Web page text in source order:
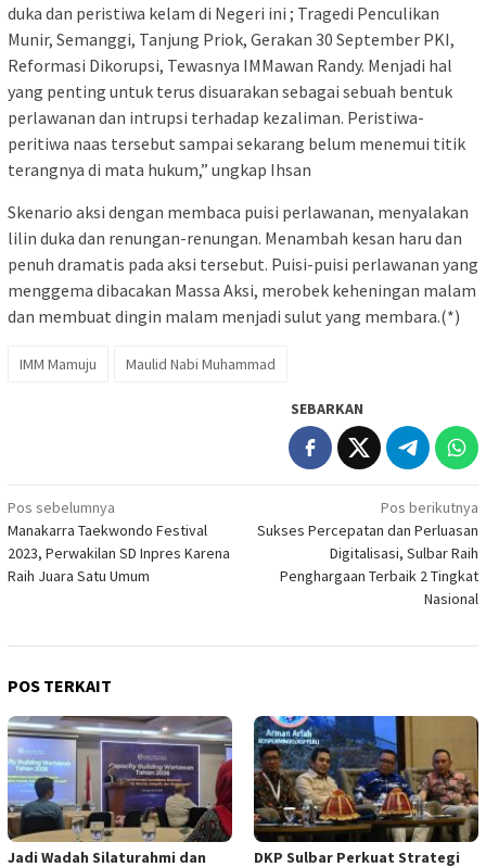
duka dan peristiwa kelam di Negeri ini ; Tragedi Penculikan
Munir, Semanggi, Tanjung Priok, Gerakan 30 September PKI,
Reformasi Dikorupsi, Tewasnya IMMawan Randy. Menjadi hal
yang penting untuk terus disuarakan sebagai sebuah bentuk
perlawanan dan intrupsi terhadap kezaliman. Peristiwa-
peritiwa naas tersebut sampai sekarang belum menemui titik
terangnya di mata hukum,” ungkap Ihsan
Skenario aksi dengan membaca puisi perlawanan, menyalakan
lilin duka dan renungan-renungan. Menambah kesan haru dan
penuh dramatis pada aksi tersebut. Puisi-puisi perlawanan yang
menggema dibacakan Massa Aksi, merobek keheningan malam
dan membuat dingin malam menjadi sulut yang membara.(*)
IMM Mamuju Maulid Nabi Muhammad
SEBARKAN
Navigasi
pos
Pos sebelumnya
Manakarra Taekwondo Festival
2023, Perwakilan SD Inpres Karena
Raih Juara Satu Umum
Pos berikutnya
Sukses Percepatan dan Perluasan
Digitalisasi, Sulbar Raih
Penghargaan Terbaik 2 Tingkat
Nasional
POS TERKAIT
Jadi Wadah Silaturahmi dan
DKP Sulbar Perkuat Strategi